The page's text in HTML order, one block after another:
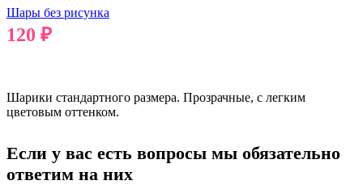
Шары без рисунка
120 ₽
Шарики стандартного размера. Прозрачные, с легким
цветовым оттенком.
Если у вас есть вопросы мы обязательно
ответим на них